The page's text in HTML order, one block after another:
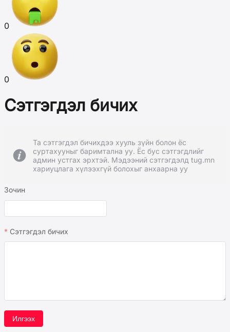
0
0
Сэтгэгдэл бичих
Та сэтгэгдэл бичихдээ хууль зүйн болон ёс
суртахууныг баримтална уу. Ёс бус сэтгэгдлийг
админ устгах эрхтэй. Мэдээний сэтгэгдэлд tug.mn
хариуцлага хүлээхгүй болохыг анхаарна уу
Зочин
Сэтгэгдэл бичих
Илгээх